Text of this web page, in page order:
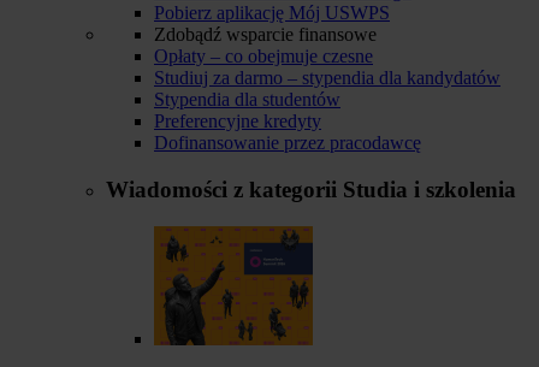
Pobierz aplikację Mój USWPS
Zdobądź wsparcie finansowe
Opłaty – co obejmuje czesne
Studiuj za darmo – stypendia dla kandydatów
Stypendia dla studentów
Preferencyjne kredyty
Dofinansowanie przez pracodawcę
Wiadomości z kategorii Studia i szkolenia